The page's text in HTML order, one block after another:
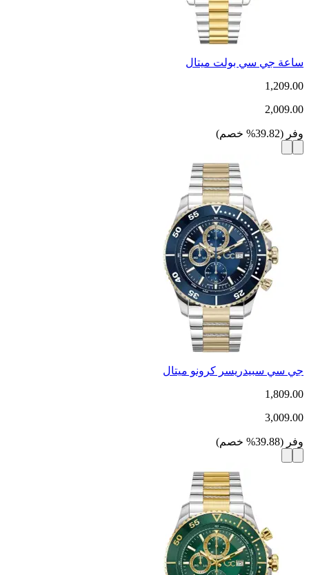
ساعة جي سي بولت ميتال
1,209.00
2,009.00
وفر (
39.82
% خصم)
جي سي سبيدريسر كرونو ميتال
1,809.00
3,009.00
وفر (
39.88
% خصم)